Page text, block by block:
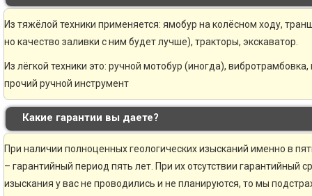
Из тяжёлой техники применяется: ямобур на колёсном ходу,
но качество заливки с ним будет лучше), тракторы, экскаватор.
Из лёгкой техники это: ручной мотобур (иногда),
прочий ручной инструмент
Какие гарантии вы даете?
При наличии полноценных геологических изысканий именно в
– гарантийный период пять лет. При их отсутствии гарантийный
изыскания у вас не проводились и не планируются, то мы